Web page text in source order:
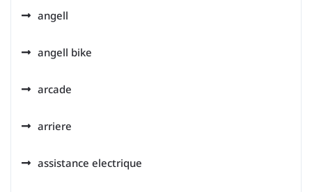
angell
angell bike
arcade
arriere
assistance electrique